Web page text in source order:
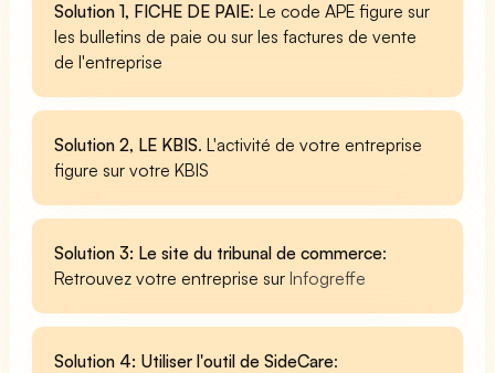
Solution 1, FICHE DE PAIE: Le code APE figure sur
les bulletins de paie ou sur les factures de vente
de l'entreprise
Solution 2, LE KBIS. L'activité de votre entreprise
figure sur votre KBIS
Solution 3: Le site du tribunal de commerce:
Retrouvez votre entreprise surInfogreffe
Solution 4: Utiliser l'outil de SideCare: